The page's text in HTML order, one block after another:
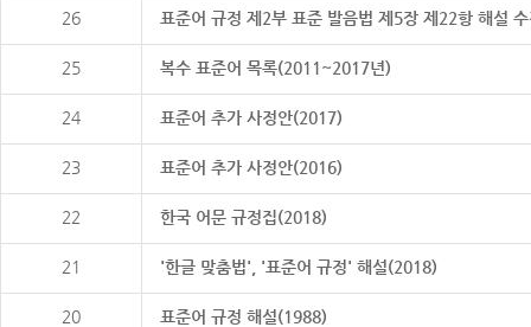
26 표준어 규정 제2부 표준 발음법 제5장 제22항 해설
25 복수 표준어 목록(2011~2017년)
24 표준어 추가 사정안(2017)
23 표준어 추가 사정안(2016)
22 한국 어문 규정집(2018)
21 '한글 맞춤법', '표준어 규정' 해설(2018)
20 표준어 규정 해설(1988)